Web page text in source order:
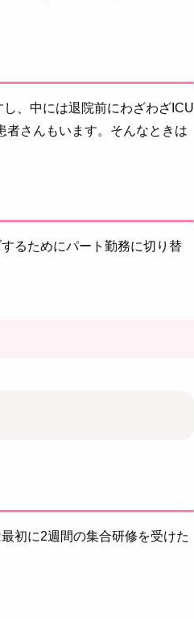
、中には退院前にわざわざICU
者さんもいます。そんなときは
るためにパート勤務に切り替
初に2週間の集合研修を受けた